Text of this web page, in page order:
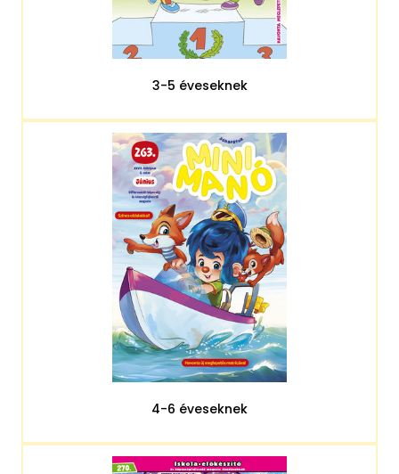
3-5 éveseknek
4-6 éveseknek